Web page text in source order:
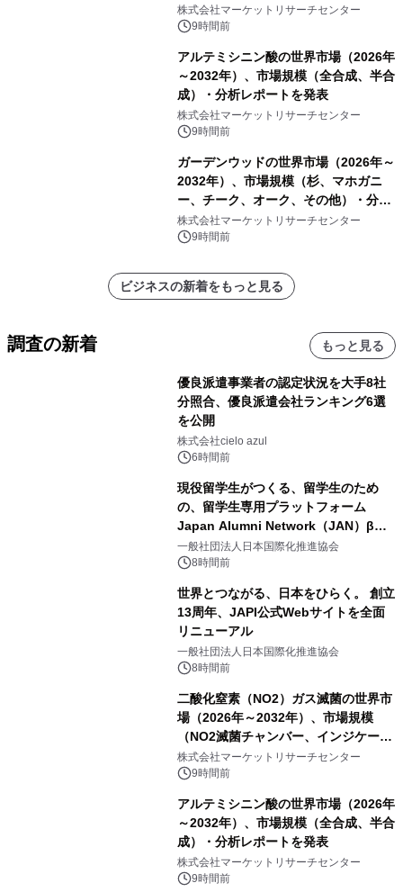
ーおよびモニタリングシステム、その
他）・分析レポートを発表
株式会社マーケットリサーチセンター
9時間前
アルテミシニン酸の世界市場（2026年
～2032年）、市場規模（全合成、半合
成）・分析レポートを発表
株式会社マーケットリサーチセンター
9時間前
ガーデンウッドの世界市場（2026年～
2032年）、市場規模（杉、マホガニ
ー、チーク、オーク、その他）・分析
レポートを発表
株式会社マーケットリサーチセンター
9時間前
ビジネスの新着をもっと見る
調査の新着 もっと見る
優良派遣事業者の認定状況を大手8社
分照合、優良派遣会社ランキング6選
を公開
株式会社cielo azul
6時間前
現役留学生がつくる、留学生のため
の、留学生専用プラットフォーム
Japan Alumni Network（JAN）β版
をリリース
一般社団法人日本国際化推進協会
8時間前
世界とつながる、日本をひらく。 創立
13周年、JAPI公式Webサイトを全面
リニューアル
一般社団法人日本国際化推進協会
8時間前
二酸化窒素（NO2）ガス滅菌の世界市
場（2026年～2032年）、市場規模
（NO2滅菌チャンバー、インジケータ
ーおよびモニタリングシステム、その
他）・分析レポートを発表
株式会社マーケットリサーチセンター
9時間前
アルテミシニン酸の世界市場（2026年
～2032年）、市場規模（全合成、半合
成）・分析レポートを発表
株式会社マーケットリサーチセンター
9時間前